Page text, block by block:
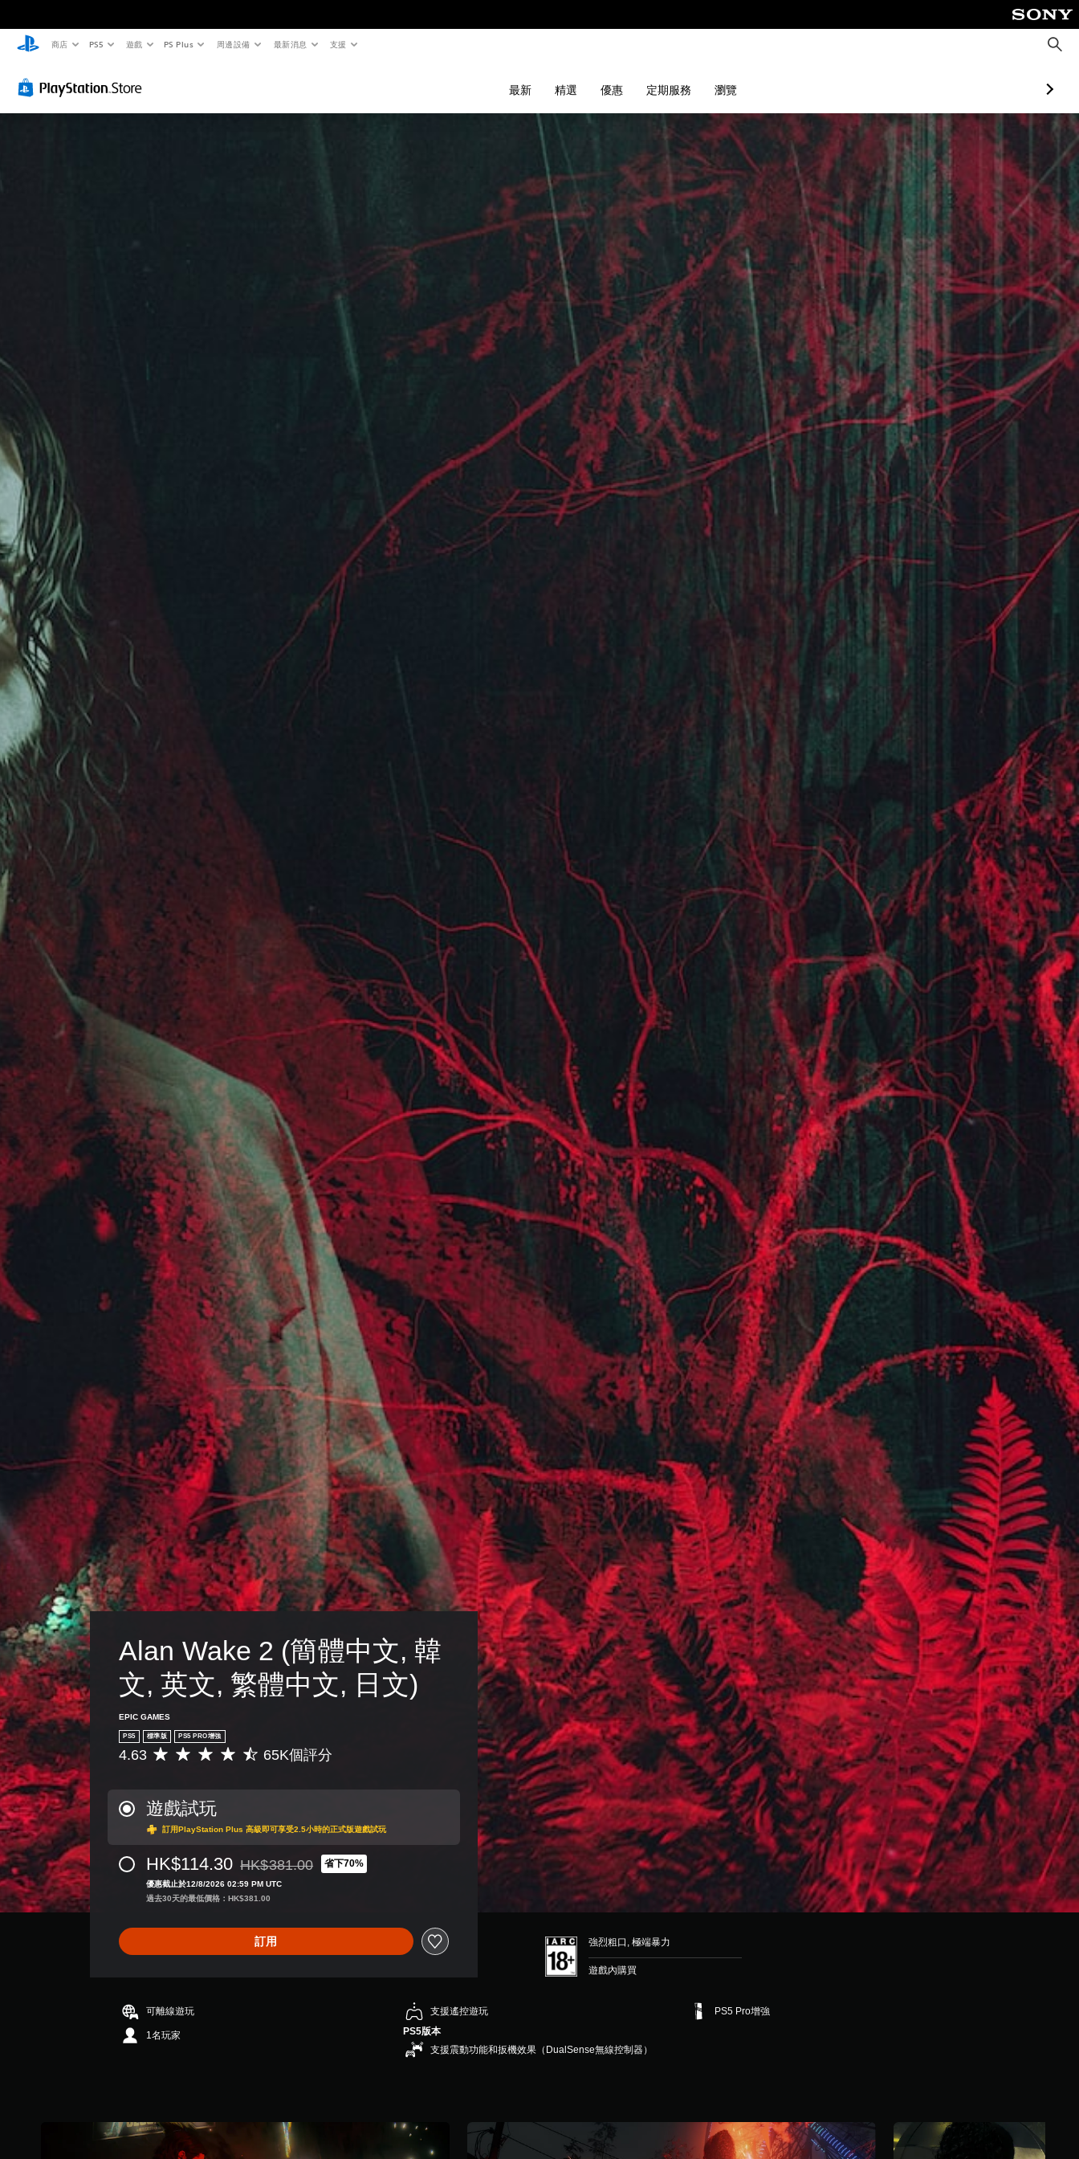
商店 PS5 遊戲 PS Plus 周邊設備 最新消息 支援
搜
尋
最新 精選 優惠 定期服務 瀏覽
Alan Wake 2 (簡體中文, 韓
文, 英文, 繁體中文, 日文)
EPIC GAMES
PS5 標準版 PS5 PRO增強
平
分
為
.
6
滿
分
）
，
共
評
分
4.63 65K個評分
遊戲試玩
訂用PlayStation Plus 高級即可享受2.5小時的正式版遊戲試玩
HK$114.30 折扣前原價為HK$381.00
HK$381.00 省下70%
優惠截止於12/8/2026 02:59 PM UTC
過去30天的最低價格：HK$381.00
訂用 強烈粗口, 極端暴力
遊戲內購買
可離線遊玩
1名玩家
支援遙控遊玩
PS5版本
支援震動功能和扳機效果（DualSense無線控制器）
PS5 Pro增強